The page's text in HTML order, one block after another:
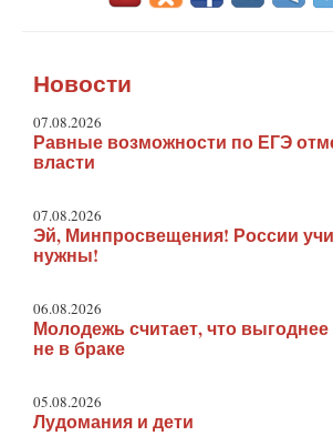
Новости
07.08.2026
Равные возможности по ЕГЭ
власти
07.08.2026
Эй, Минпросвещения! России
нужны!
06.08.2026
Молодежь считает, что
не в браке
05.08.2026
Лудомания и дети